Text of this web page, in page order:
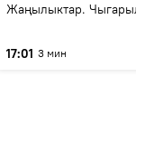
Жаңылыктар.
17:01 3 мин